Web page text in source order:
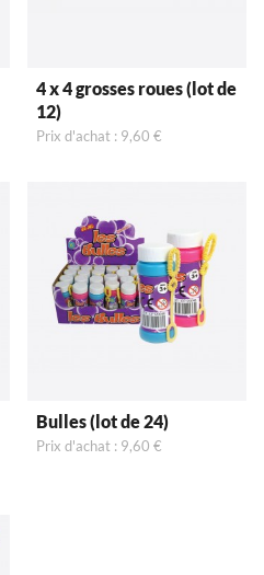
4 x 4 grosses roues (lot de
12)
Prix d'achat : 9,60 €
Bulles (lot de 24)
Prix d'achat : 9,60 €